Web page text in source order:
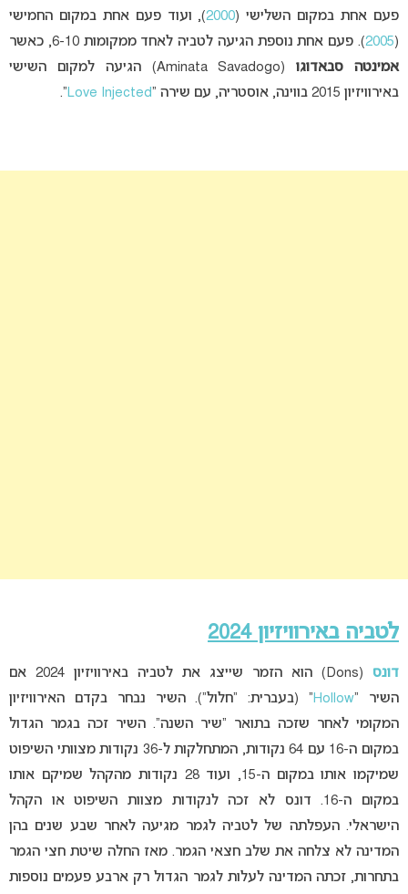
פעם אחת במקום השלישי (2000), ועוד פעם אחת במקום החמישי
(
2005). פעם אחת נוספת הגיעה לטביה לאחד ממקומות 6-10, כאשר
אמינטה סבאדוגו
(Aminata Savadogo) הגיעה למקום השישי
באירוויזיון 2015 בווינה, אוסטריה, עם שירה “
Love Injected
“.
לטביהבאירוויזיון 2024
דונס
(Dons) הוא הזמר שייצג את לטביה באירוויזיון 2024 אם
השיר “Hollow” (בעברית: “חלול”). השיר נבחר בקדם האירוויזיון
המקומי לאחר שזכה בתואר “שיר השנה”. השיר זכה בגמר הגדול
במקום ה-16 עם 64 נקודות, המתחלקות ל-36 נקודות מצוותי השיפוט
שמיקמו אותו במקום ה-15, ועוד 28 נקודות מהקהל שמיקם אותו
במקום ה-16. דונס לא זכה לנקודות מצוות השיפוט או הקהל
הישראלי. העפלתה של לטביה לגמר מגיעה לאחר שבע שנים בהן
המדינה לא צלחה את שלב חצאי הגמר. מאז החלה שיטת חצי הגמר
בתחרות, זכתה המדינה לעלות לגמר הגדול רק ארבע פעמים נוספות